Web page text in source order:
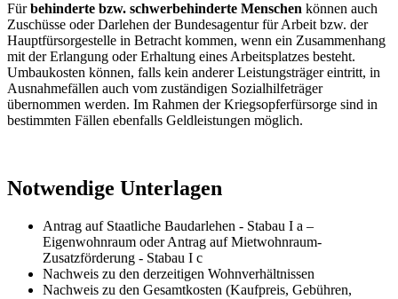
Fürbehinderte bzw. schwerbehinderte Menschen können auch
Zuschüsse oder Darlehen der Bundesagentur für Arbeit bzw. der
Hauptfürsorgestelle in Betracht kommen, wenn ein Zusammenhang
mit der Erlangung oder Erhaltung eines Arbeitsplatzes besteht.
Umbaukosten können, falls kein anderer Leistungsträger eintritt, in
Ausnahmefällen auch vom zuständigen Sozialhilfeträger
übernommen werden. Im Rahmen der Kriegsopferfürsorge sind in
bestimmten Fällen ebenfalls Geldleistungen möglich.
Notwendige Unterlagen
Antrag auf Staatliche Baudarlehen - Stabau I a –
Eigenwohnraum oder Antrag auf Mietwohnraum-
Zusatzförderung - Stabau I c
Nachweis zu den derzeitigen Wohnverhältnissen
Nachweis zu den Gesamtkosten (Kaufpreis, Gebühren,